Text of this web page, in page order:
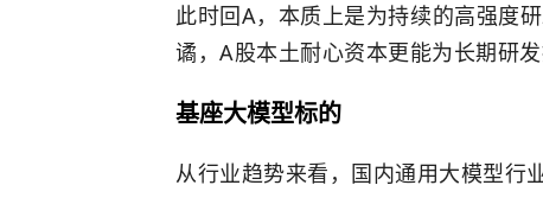
此时回A，本质上是为持续的高强度
谲，A股本土耐心资本更能为长期研发
基座大模型标的
从行业趋势来看，国内通用大模型行